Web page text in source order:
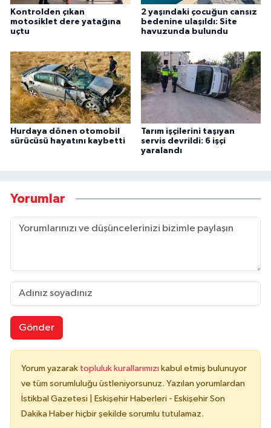
Kontrolden çıkan
motosiklet dere yatağına
uçtu
2 yaşındaki çocuğun cansız
bedenine ulaşıldı: Site
havuzunda bulundu
Hurdaya dönen otomobil
sürücüsü hayatını kaybetti
Tarım işçilerini taşıyan
servis devrildi: 6 işçi
yaralandı
Yorumlar
Gönder
Yorum yazarak topluluk kurallarımızı kabul etmiş bulunuyor
ve tüm sorumluluğu üstleniyorsunuz. Yazılan yorumlardan
İstikbal Gazetesi | Eskişehir Haberleri - Eskişehir Son
Dakika Haber hiçbir şekilde sorumlu tutulamaz.